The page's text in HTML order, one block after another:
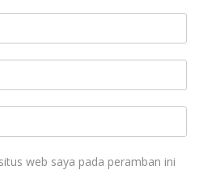
web saya pada peramban ini